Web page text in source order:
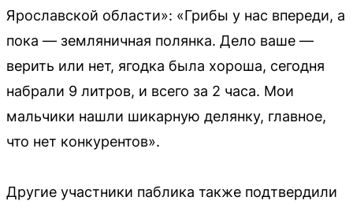
Ярославской области»: «Грибы у нас впереди, а
пока — земляничная полянка. Дело ваше —
верить или нет, ягодка была хороша, сегодня
набрали 9 литров, и всего за 2 часа. Мои
мальчики нашли шикарную делянку, главное,
что нет конкурентов».
Другие участники паблика также подтвердили